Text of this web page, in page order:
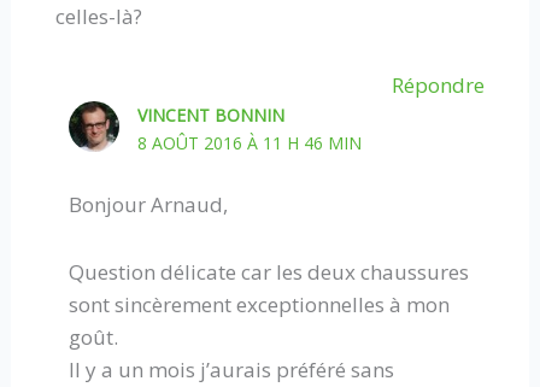
celles-là?
Répondre
VINCENT BONNIN
8 AOÛT 2016 À 11 H 46 MIN
Bonjour Arnaud,
Question délicate car les deux chaussures
sont sincèrement exceptionnelles à mon
goût.
Il y a un mois j’aurais préféré sans